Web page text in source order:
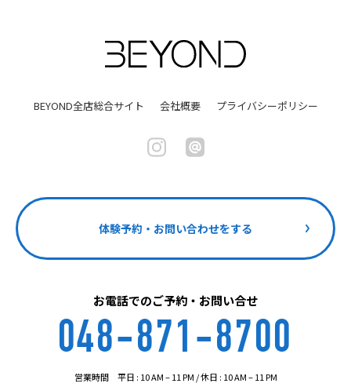
BEYOND全店総合サイト 会社概要 プライバシーポリシー
体験予約・お問い合わせをする
お電話でのご予約・お問い合せ
048-871-8700
営業時間 平日 : 10 AM – 11 PM / 休日 : 10 AM – 11 PM